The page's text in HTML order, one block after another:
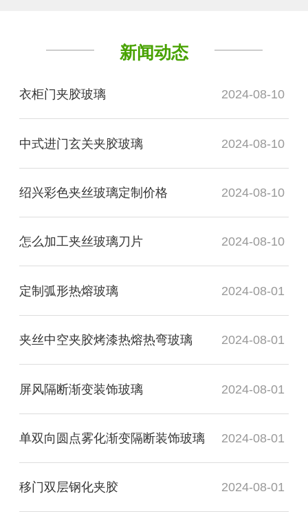
新闻动态
衣柜门夹胶玻璃 2024-08-10
中式进门玄关夹胶玻璃 2024-08-10
绍兴彩色夹丝玻璃定制价格 2024-08-10
怎么加工夹丝玻璃刀片 2024-08-10
定制弧形热熔玻璃 2024-08-01
夹丝中空夹胶烤漆热熔热弯玻璃 2024-08-01
屏风隔断渐变装饰玻璃 2024-08-01
单双向圆点雾化渐变隔断装饰玻璃 2024-08-01
移门双层钢化夹胶 2024-08-01